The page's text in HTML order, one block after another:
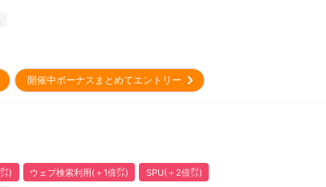
開催中ボーナスまとめてエントリー
) ウェブ検索利用(＋1倍㌽) SPU(＋2倍㌽)